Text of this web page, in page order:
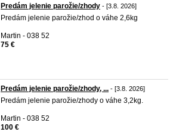
Predám jelenie parožie/zhody - [3.8. 2026]
Predám jelenie parožie/zhod o váhe 2,6kg
Martin - 038 52
75 €
Predám jelenie parožie/zhody, ... - [3.8. 2026]
Predám jelenie parožie/zhody o váhe 3,2kg.
Martin - 038 52
100 €